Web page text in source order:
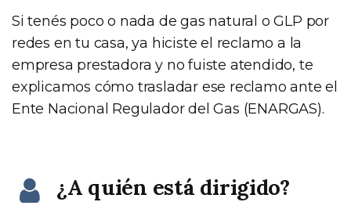
Si tenés poco o nada de gas natural o GLP por
redes en tu casa, ya hiciste el reclamo a la
empresa prestadora y no fuiste atendido, te
explicamos cómo trasladar ese reclamo ante el
Ente Nacional Regulador del Gas (ENARGAS).
¿A quién está dirigido?